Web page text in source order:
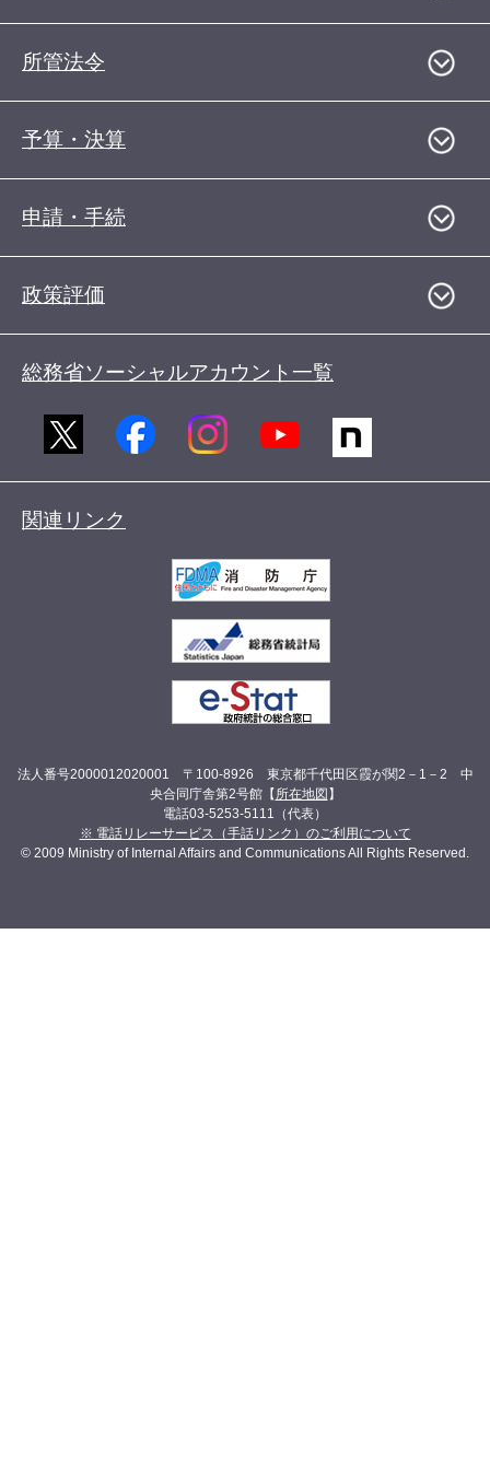
所管法令
予算・決算
申請・手続
政策評価
総務省ソーシャルアカウント一覧
関連リンク
法人番号2000012020001 〒100-8926 東京都千代田区霞が関2－1－2 中
央合同庁舎第2号館【 所在地図 】
電話03-5253-5111（代表）
※ 電話リレーサービス（手話リンク）のご利用について
© 2009 Ministry of Internal Affairs and Communications All Rights Reserved.